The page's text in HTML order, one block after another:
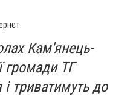
Кам'янець-
громади ТГ
триватимуть до